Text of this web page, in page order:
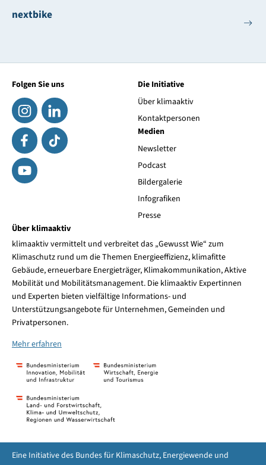
nextbike
Folgen Sie uns
Die Initiative
Über klimaaktiv
Kontaktpersonen
Medien
Newsletter
Podcast
Bildergalerie
Infografiken
Presse
Über klimaaktiv
klimaaktiv vermittelt und verbreitet das „Gewusst Wie“ zum
Klimaschutz rund um die Themen Energieeffizienz, klimafitte
Gebäude, erneuerbare Energieträger, Klimakommunikation, Aktive
Mobilität und Mobilitätsmanagement. Die klimaaktiv Expertinnen
und Experten bieten vielfältige Informations- und
Unterstützungsangebote für Unternehmen, Gemeinden und
Privatpersonen.
Mehr erfahren
Eine Initiative des Bundes für Klimaschutz, Energiewende und